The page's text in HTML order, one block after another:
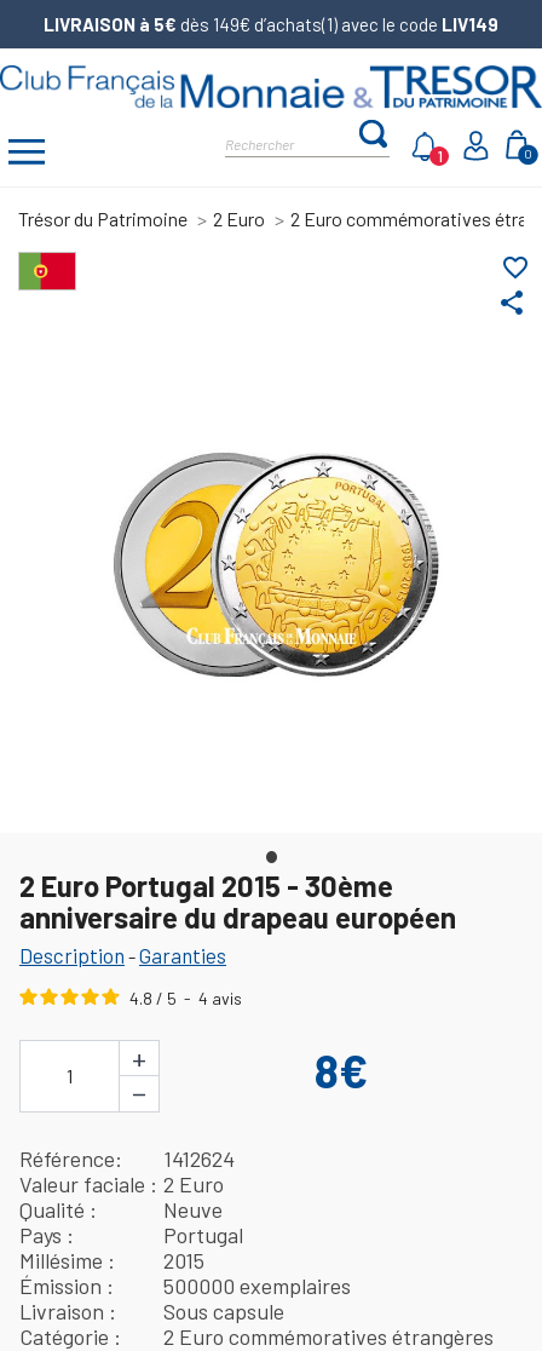
LIVRAISON à 5€ dès 149€ d’achats(1) avec le code LIV149
0
1
Trésor du Patrimoine 2 Euro 2 Euro commémoratives
share
favorite_border
2 Euro Portugal 2015 - 30ème
anniversaire du drapeau européen
Description -Garanties
4.8 / 5 - 4 avis
1
+
−
8€
Référence
1412624
Valeur faciale
2 Euro
Qualité
Neuve
Pays
Portugal
Millésime
2015
Émission
500000 exemplaires
Livraison
Sous capsule
Catégorie
2 Euro commémoratives étrangères